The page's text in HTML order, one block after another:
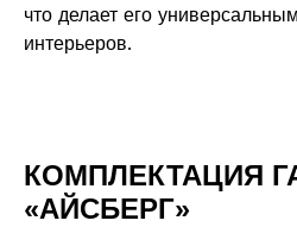
что делает его
интерьеров.
КОМПЛЕКТАЦИЯ
«АЙСБЕРГ»